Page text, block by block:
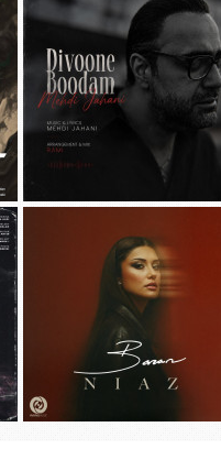
دانلود آهنگ جديد مهدی جهانی به نام
دیوونه بودم